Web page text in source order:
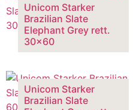
Unicom Starker
Brazilian Slate
Elephant Grey rett.
30×60
Unicom Starker
Brazilian Slate